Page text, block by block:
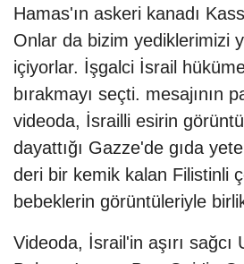
Hamas'ın askeri kanadı
Onlar da bizim yediklerimizi
içiyorlar. İşgalci İsrail
bırakmayı seçti. mesajının
videoda, İsrailli esirin
dayattığı Gazze'de gıda
deri bir kemik kalan Filistinli
bebeklerin görüntüleriyle
Videoda, İsrail'in aşırı sağcı